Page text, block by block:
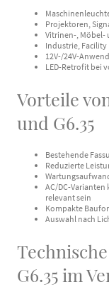
Projektoren,
Vitrinen-, Möbel-
Industrie,
12V-/24V-
LED-Retrofit bei
Vorteile
und G6.35
Bestehende
Reduzierte
AC/DC-
relevant sein
Kompakte
Auswahl nach
G6.35 im